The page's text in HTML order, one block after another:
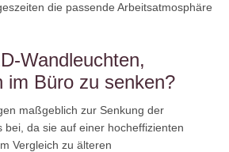
die passende Arbeitsatmosphäre
Wandleuchten,
im Büro zu senken?
maßgeblich zur Senkung der
bei, da sie auf einer hocheffizienten
Vergleich zu älteren